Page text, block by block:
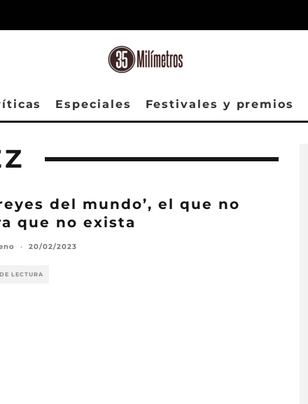
Especiales Festivales y premios
del mundo’, el que no
que no exista
· 20/02/2023
LECTURA